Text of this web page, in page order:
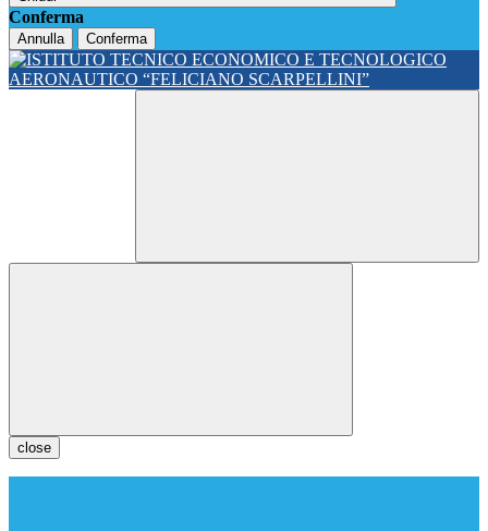
Conferma
Annulla Conferma
close